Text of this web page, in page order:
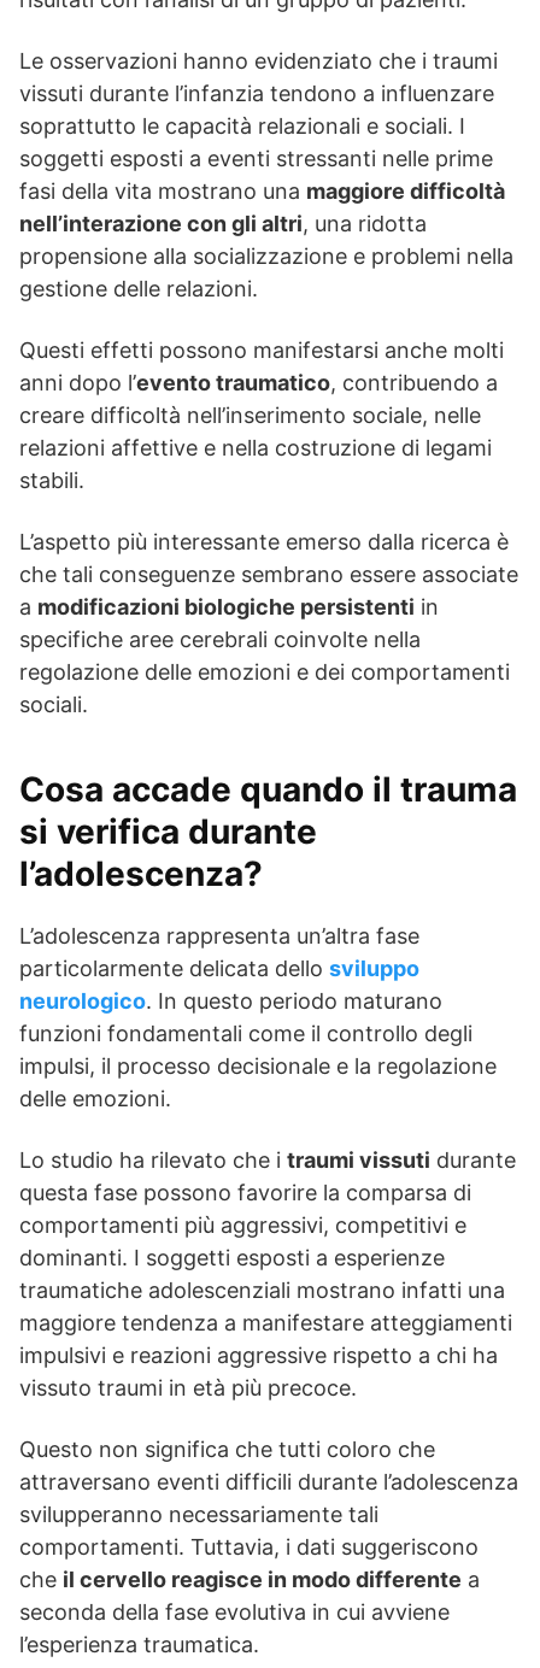
Le osservazioni hanno evidenziato che i traumi
vissuti durante l’infanzia tendono a influenzare
soprattutto le capacità relazionali e sociali. I
soggetti esposti a eventi stressanti nelle prime
fasi della vita mostrano una maggiore difficoltà
nell’interazione con gli altri, una ridotta
propensione alla socializzazione e problemi nella
gestione delle relazioni.
Questi effetti possono manifestarsi anche molti
anni dopo l’evento traumatico, contribuendo a
creare difficoltà nell’inserimento sociale, nelle
relazioni affettive e nella costruzione di legami
stabili.
L’aspetto più interessante emerso dalla ricerca è
che tali conseguenze sembrano essere associate
a modificazioni biologiche persistenti in
specifiche aree cerebrali coinvolte nella
regolazione delle emozioni e dei comportamenti
sociali.
Cosa accade quando il trauma
si verifica durante
l’adolescenza?
L’adolescenza rappresenta un’altra fase
particolarmente delicata dello sviluppo
neurologico. In questo periodo maturano
funzioni fondamentali come il controllo degli
impulsi, il processo decisionale e la regolazione
delle emozioni.
Lo studio ha rilevato che i traumi vissuti durante
questa fase possono favorire la comparsa di
comportamenti più aggressivi, competitivi e
dominanti. I soggetti esposti a esperienze
traumatiche adolescenziali mostrano infatti una
maggiore tendenza a manifestare atteggiamenti
impulsivi e reazioni aggressive rispetto a chi ha
vissuto traumi in età più precoce.
Questo non significa che tutti coloro che
attraversano eventi difficili durante l’adolescenza
svilupperanno necessariamente tali
comportamenti. Tuttavia, i dati suggeriscono
che il cervello reagisce in modo differente a
seconda della fase evolutiva in cui avviene
l’esperienza traumatica.